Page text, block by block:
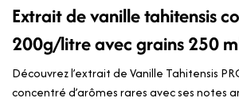
Extrait de vanille tahitensis
200g/litre avec grains 250
Découvrez l’extrait de Vanille Tahitensis
concentré d’arômes rares avec ses notes